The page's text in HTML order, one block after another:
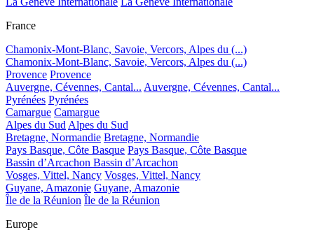
France
Chamonix-Mont-Blanc, Savoie, Vercors, Alpes du (...)
Chamonix-Mont-Blanc, Savoie, Vercors, Alpes du (...)
Provence Provence
Auvergne, Cévennes, Cantal... Auvergne, Cévennes, Cantal...
Pyrénées Pyrénées
Camargue Camargue
Alpes du Sud Alpes du Sud
Bretagne, Normandie Bretagne, Normandie
Pays Basque, Côte Basque Pays Basque, Côte Basque
Bassin d’Arcachon Bassin d’Arcachon
Vosges, Vittel, Nancy Vosges, Vittel, Nancy
Guyane, Amazonie Guyane, Amazonie
Île de la Réunion Île de la Réunion
Europe